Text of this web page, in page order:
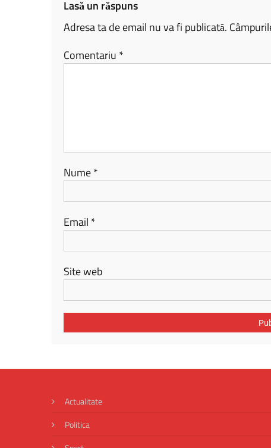
Lasă un răspuns
Adresa ta de email nu va fi publicată.
Comentariu *
Nume*
Email *
Site web
Actualitate
Politica